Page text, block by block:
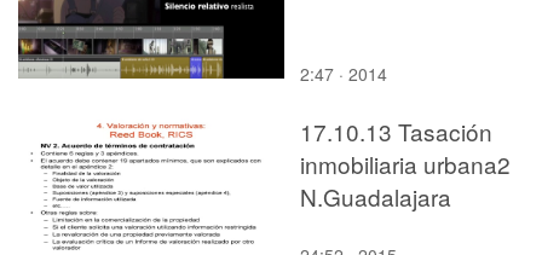
2:47 · 2014
17.10.13 Tasación
inmobiliaria urbana2
N.Guadalajara